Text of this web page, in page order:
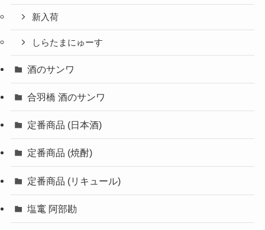
新入荷
しらたまにゅーす
酒のサンワ
合羽橋 酒のサンワ
定番商品 (日本酒)
定番商品 (焼酎)
定番商品 (リキュール)
塩竃 阿部勘